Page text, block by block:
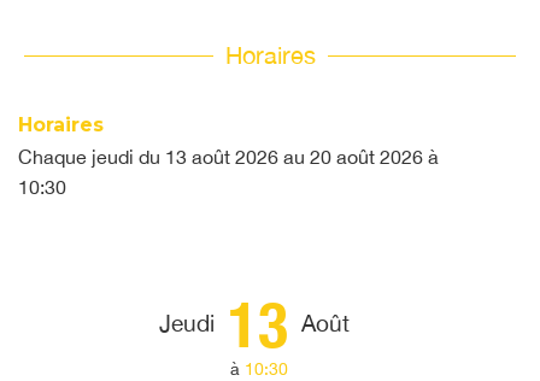
Horaires
Horaires
Chaque jeudi du 13 août 2026 au 20 août 2026 à
10:30
Jeudi 13 Août
à 10:30